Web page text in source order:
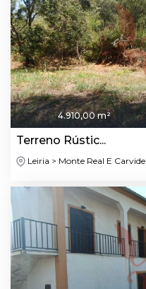
4.910,00 m²
Terreno Rústic...
Leiria > Monte Real E Carvide